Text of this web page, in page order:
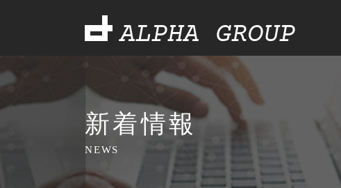
ALPHA GROUP
新着情報
NEWS